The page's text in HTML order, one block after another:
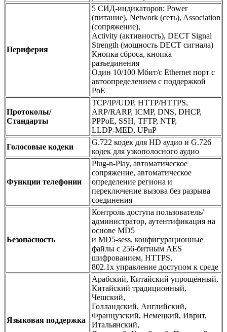
Периферия
5 СИД-индикаторов: Power
(питание), Network (сеть), Association
(сопряжение),
Activity (активность), DECT Signal
Strength (мощность DECT сигнала)
Кнопка сброса, кнопка
разъединения
Один 10/100 Мбит/с Ethernet порт с
автоопределением с поддержкой
PoE
Протоколы/
Стандарты
TCP/IP/UDP, HTTP/HTTPS,
ARP/RARP, ICMP, DNS, DHCP,
PPPoE, SSH, TFTP, NTP,
LLDP-MED, UPnP
Голосовые кодеки
G.722 кодек для HD аудио и G.726
кодек для узкополосного аудио
Функции телефонии
Plug-n-Play, автоматическое
сопряжение, автоматическое
определение региона и
переключение вызова без разрыва
соединения
Безопасность
Контроль доступа пользователь/
администратор, аутентификация на
основе MD5
и MD5-sess, конфигурационные
файлы с 256-битным AES
шифрованием, HTTPS,
802.1x управление доступом к среде
Языковая поддержка
Арабский, Китайский упрощённый,
Китайский традиционный,
Чешский,
Голландский, Английский,
Французский, Немецкий, Иврит,
Итальянский,